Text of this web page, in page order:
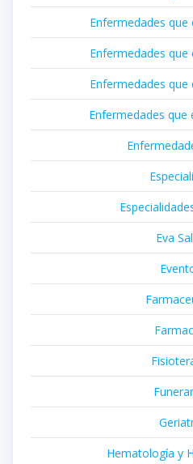
Enfermedades que
Enfermedades que
Enfermedades que
Enfermedades que
Eva
Hematología y